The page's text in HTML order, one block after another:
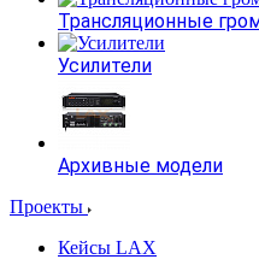
Трансляционные
Усилители
Архивные модели
Проекты
Кейсы LAX